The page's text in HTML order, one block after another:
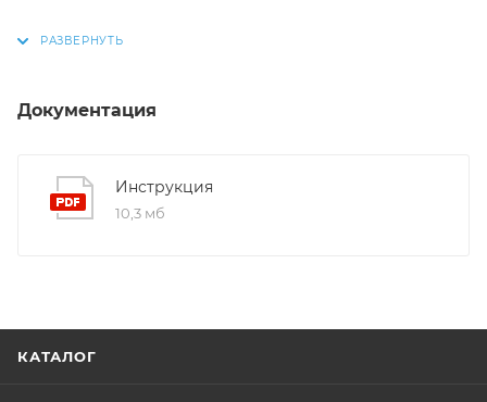
Документация
Инструкция
10,3 мб
КАТАЛОГ